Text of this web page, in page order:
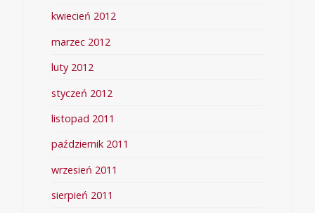
kwiecień 2012
marzec 2012
luty 2012
styczeń 2012
listopad 2011
październik 2011
wrzesień 2011
sierpień 2011